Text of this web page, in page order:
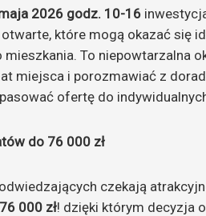
2026 godz. 10-16
które mogą okazać się
To niepowtarzalna
miejsca i porozmawiać z
ofertę do
do 76 000 zł
czekają
000 zł! dzięki którym decyzja